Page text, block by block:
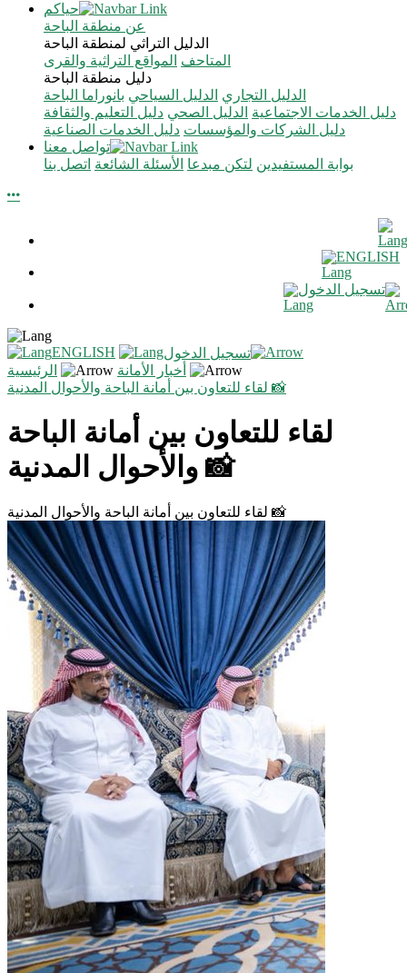
حياكم
عن منطقة الباحة
الدليل التراثي لمنطقة الباحة
المواقع التراثية والقرى المتاحف
دليل منطقة الباحة
بانوراما الباحة الدليل السياحي الدليل التجاري
دليل التعليم والثقافة الدليل الصحي دليل الخدمات الاجتماعية
دليل الخدمات الصناعية دليل الشركات والمؤسسات
تواصل معنا
اتصل بنا الأسئلة الشائعة لتكن مبدعا بوابة المستفيدين
ENGLISH
تسجيل الدخول
ENGLISH
تسجيل الدخول
الرئيسية
أخبار الأمانة
لقاء للتعاون بين أمانة الباحة والأحوال المدنية 📸
لقاء للتعاون بين أمانة الباحة
والأحوال المدنية 📸
لقاء للتعاون بين أمانة الباحة والأحوال المدنية 📸